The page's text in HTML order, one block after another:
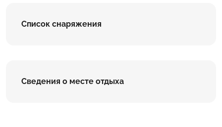
Список снаряжения
Сведения о месте отдыха